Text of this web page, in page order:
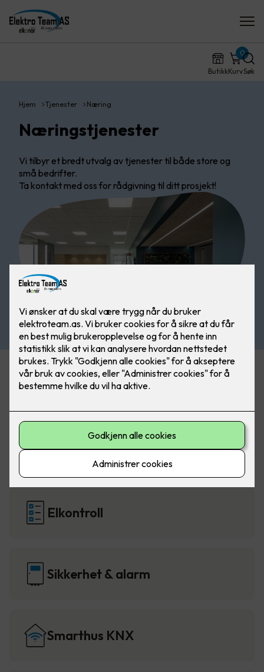
ButikkKurv
0
Søk
Hjem Tjenester Næring
Næringstjenester
Vi tilbyr et bredt utvalg av tjenester til både store og
små bedrifter.
Ta kontakt med oss for rådgivning til ditt prosjekt!
Belysning
Elbillading
Elkontroll
Sikkerhet & alarm
Smarthus KNX